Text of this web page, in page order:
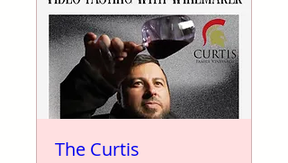
The Curtis